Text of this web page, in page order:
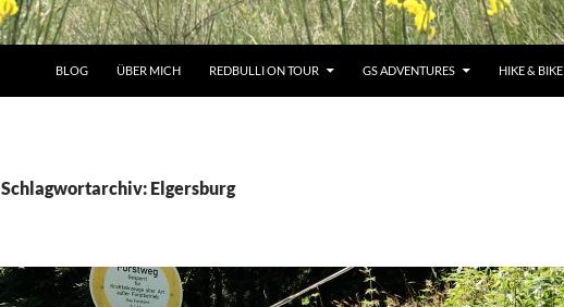
BLOG ÜBER MICH REDBULLI ON TOUR GS ADVENTURES HIKE & BIKE
Schlagwortarchiv: Elgersburg